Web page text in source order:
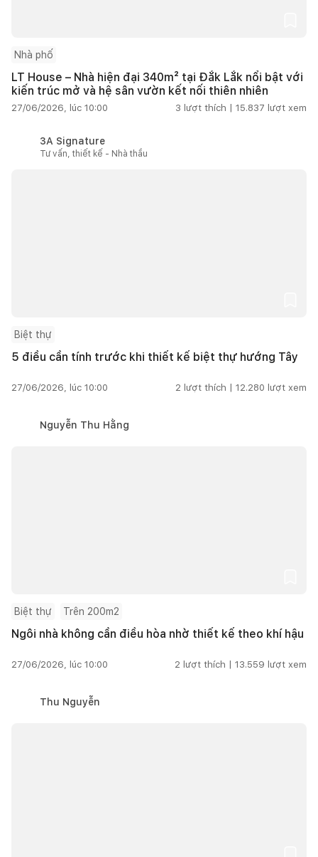
Nhà phố
LT House – Nhà hiện đại 340m² tại Đắk Lắk nổi bật với
kiến trúc mở và hệ sân vườn kết nối thiên nhiên
27/06/2026, lúc 10:00 3 lượt thích | 15.837 lượt xem
3A Signature
Tư vấn, thiết kế - Nhà thầu
Biệt thự
5 điều cần tính trước khi thiết kế biệt thự hướng Tây
27/06/2026, lúc 10:00 2 lượt thích | 12.280 lượt xem
Nguyễn Thu Hằng
Biệt thự Trên 200m2
Ngôi nhà không cần điều hòa nhờ thiết kế theo khí hậu
27/06/2026, lúc 10:00 2 lượt thích | 13.559 lượt xem
Thu Nguyễn